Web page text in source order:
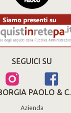
SEGUICI SU
PAOLO & C.
Azienda